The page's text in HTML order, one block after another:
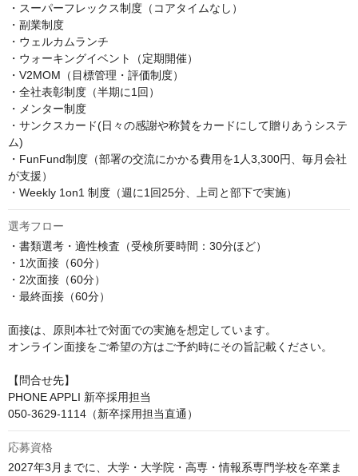
・スーパーフレックス制度（コアタイムなし）
・副業制度
・ウェルカムランチ
・ウォーキングイベント（定期開催）
・V2MOM（目標管理・評価制度）
・全社表彰制度（半期に1回）
・メンター制度
・サンクスカード(日々の感謝や称賛をカードにして贈りあうシステ
ム)
・FunFund制度（部署の交流にかかる費用を1人3,300円、毎月会社
が支援）
・Weekly 1on1 制度（週に1回25分、上司と部下で実施）
選考フロー
・書類選考・適性検査（受検所要時間：30分ほど）
・1次面接（60分）
・2次面接（60分）
・最終面接（60分）
面接は、原則本社で対面での実施を想定しています。
オンライン面接をご希望の方はご予約時にその旨記載ください。
【問合せ先】
PHONE APPLI 新卒採用担当
050-3629-1114（新卒採用担当直通）
応募資格
2027年3月までに、大学・大学院・高専・情報系専門学校を卒業ま